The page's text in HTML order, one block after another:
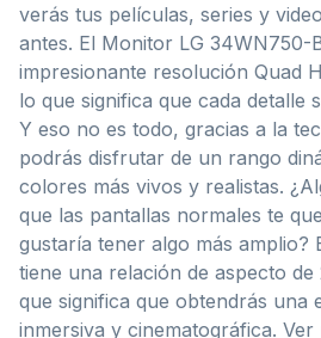
verás tus películas, series y
antes. El Monitor LG 34WN750-
impresionante resolución Quad
lo que significa que cada detalle
Y eso no es todo, gracias a la
podrás disfrutar de un rango
colores más vivos y realistas.
que las pantallas normales te
gustaría tener algo más amplio?
tiene una relación de aspecto de
que significa que obtendrás una
inmersiva y cinematográfica. Ver